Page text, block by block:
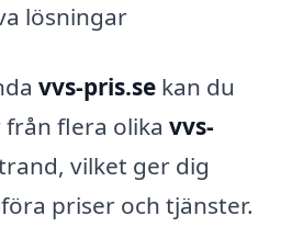
lösningar
vvs-pris.se kan du
flera olika vvs-
vilket ger dig
priser och tjänster.